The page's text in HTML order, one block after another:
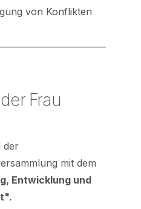
von Konflikten
Frau
der
mit dem
Entwicklung und